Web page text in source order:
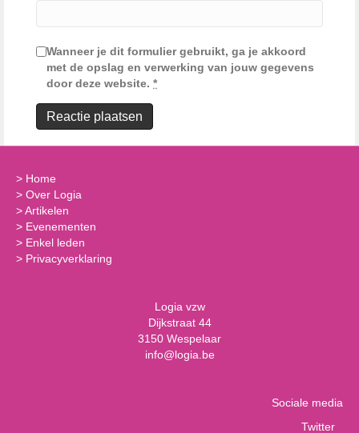
Wanneer je dit formulier gebruikt, ga je akkoord
met de opslag en verwerking van jouw gegevens
door deze website. *
> Home
> Over Logia
>Artikelen
> Evenementen
> Enkel leden
> Privacyverklaring
Logia vzw
Dijkstraat 44
3150 Wespelaar
info@logia.be
Sociale media
Twitter